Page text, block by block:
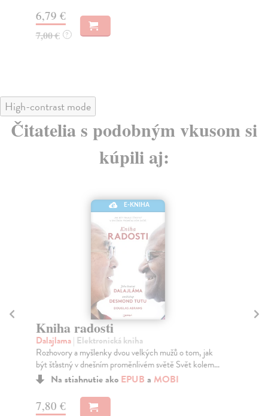
6,79 €
7,00 € ?
High-contrast mode
Čitatelia s podobným vkusom si
kúpili aj:
E-KNIHA
Kniha radosti
Dalajlama| Elektronická kniha
Rozhovory a myšlenky dvou velkých mužů o tom, jak
být šťastný v dnešním proměnlivém světě Svět kolem...
Na stiahnutie ako EPUB a MOBI
7,80 €